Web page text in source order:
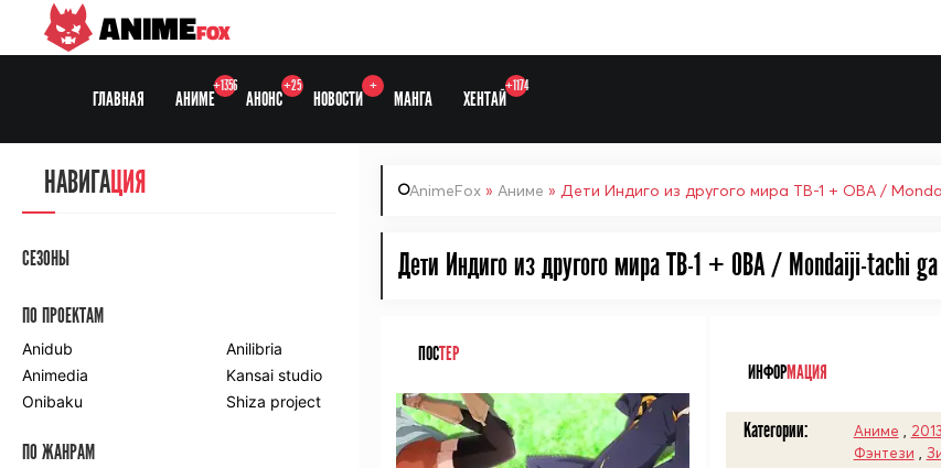
ANIMEFOX
ГЛАВНАЯ АНИМЕ
+1356
АНОНС
+25
НОВОСТИ
+
МАНГА ХЕНТАЙ
+1174
AnimeFox » Аниме » Дети Индиго из другого мира ТВ-1 + ОВА /
Дети Индиго из другого мира ТВ-1 + ОВА / Mondaiji-tachi
ПОСТЕР
ИНФОРМАЦИЯ
Категории: Аниме 2013
Фэнтези
НАВИГАЦИЯ
СЕЗОНЫ
ПО ПРОЕКТАМ
Anidub
Anilibria
Animedia
Kansai studio
Onibaku
Shiza project
ПО ЖАНРАМ